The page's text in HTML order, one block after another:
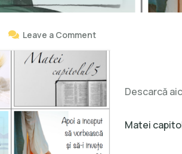
Leave a Comment
Descarcă
Matei